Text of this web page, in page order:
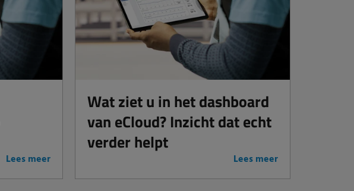
Lees meer
Wat ziet u in het dashboard
van eCloud? Inzicht dat echt
verder helpt
Lees meer